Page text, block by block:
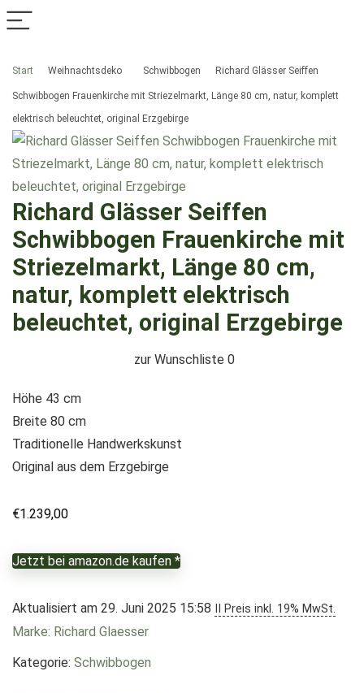
Start Weihnachtsdeko Schwibbogen Richard Glässer Seiffen
Schwibbogen Frauenkirche mit Striezelmarkt, Länge 80 cm, natur, komplett
elektrisch beleuchtet, original Erzgebirge
Richard Glässer Seiffen
Schwibbogen Frauenkirche mit
Striezelmarkt, Länge 80 cm,
natur, komplett elektrisch
beleuchtet, original Erzgebirge
zur Wunschliste 0
Höhe 43 cm
Breite 80 cm
Traditionelle Handwerkskunst
Original aus dem Erzgebirge
€1.239,00
Jetzt bei amazon.de kaufen *
Aktualisiert am 29. Juni 2025 15:58 II Preis inkl. 19% MwSt.
Marke: Richard Glaesser
Kategorie: Schwibbogen